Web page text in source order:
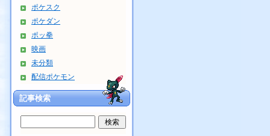
ポケスク
ポケダン
ポッ拳
映画
未分類
配信ポケモン
記事検索